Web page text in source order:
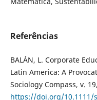
Referências
BALÁN, L. Corporate
Latin America: A
Sociology Compass, v.
https://doi.org/10.1111/